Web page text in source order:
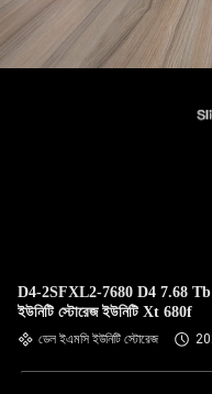
D4-2SFXL2-7680 D4 7.68
ইউনিটি স্টোরেজ ইউনিটি Xt 680f
ডেল ইএমসি ইউনিটি স্টোরেজ